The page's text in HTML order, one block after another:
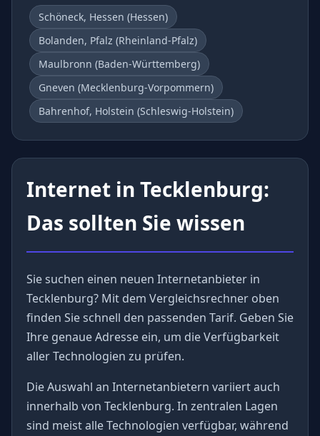
Schöneck, Hessen (Hessen)
Bolanden, Pfalz (Rheinland-Pfalz)
Maulbronn (Baden-Württemberg)
Gneven (Mecklenburg-Vorpommern)
Bahrenhof, Holstein (Schleswig-Holstein)
Internet in Tecklenburg:
Das sollten Sie wissen
Sie suchen einen neuen Internetanbieter in
Tecklenburg? Mit dem Vergleichsrechner oben
finden Sie schnell den passenden Tarif. Geben Sie
Ihre genaue Adresse ein, um die Verfügbarkeit
aller Technologien zu prüfen.
Die Auswahl an Internetanbietern variiert auch
innerhalb von Tecklenburg. In zentralen Lagen
sind meist alle Technologien verfügbar, während